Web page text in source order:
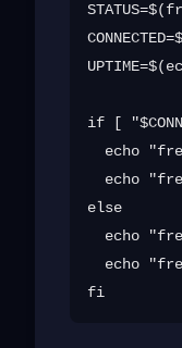
if [
echo
echo
else
echo
echo